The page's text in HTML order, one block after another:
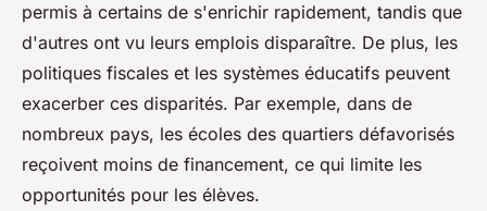
permis à certains de s'enrichir rapidement, tandis que
d'autres ont vu leurs emplois disparaître. De plus, les
politiques fiscales et les systèmes éducatifs peuvent
exacerber ces disparités. Par exemple, dans de
nombreux pays, les écoles des quartiers défavorisés
reçoivent moins de financement, ce qui limite les
opportunités pour les élèves.